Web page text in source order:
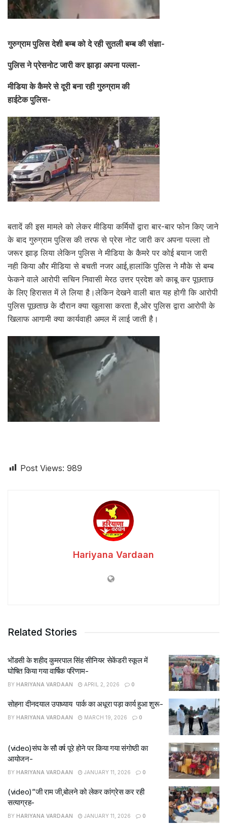
गुरुग्राम पुलिस देशी बम्ब को दे रही सुतली बम्ब की संज्ञा-
पुलिस ने प्रेसनोट जारी कर झाड़ा अपना पल्ला-
मीडिया के कैमरे से दूरी बना रही गुरुग्राम की
हाईटेक पुलिस-
बतादें की इस मामले को लेकर मीडिया कर्मियों द्वारा बार-बार फोन किए जाने
के बाद गुरुग्राम पुलिस की तरफ से प्रेस नोट जारी कर अपना पल्ला तो
जरूर झाड़ लिया लेकिन पुलिस ने मीडिया के कैमरे पर कोई बयान जारी
नही किया और मीडिया से बचती नजर आई,हालांकि पुलिस ने मौके से बम्ब
फेकने वाले आरोपी सचिन निवासी मेरठ उत्तर प्रदेश को काबू कर पूछताछ
के लिए हिरासत में ले लिया है।लेकिन देखने वाली बात यह होगी कि आरोपी
पुलिस पूछताछ के दौरान क्या खुलासा करता है,ओर पुलिस द्वारा आरोपी के
खिलाफ आगामी क्या कार्यवाही अमल में लाई जाती है।
Post Views: 989
Hariyana Vardaan
Related Stories
भोंडसी के शहीद कुमरपाल सिंह सीनियर सेकेंडरी स्कूल में
घोषित किया गया वार्षिक परिणाम-
BY HARIYANA VARDAAN APRIL 2, 2026 0
सोहना दीनदयाल उपाध्याय पार्क का अधूरा पड़ा कार्य हुआ शुरू-
BY HARIYANA VARDAAN MARCH 19, 2026 0
(video)संघ के सौ वर्ष पूरे होने पर किया गया संगोष्ठी का
आयोजन-
BY HARIYANA VARDAAN JANUARY 11, 2026 0
(video)”जी राम जी,बोलने को लेकर कांग्रेस कर रही
सत्याग्रह-
BY HARIYANA VARDAAN JANUARY 11, 2026 0